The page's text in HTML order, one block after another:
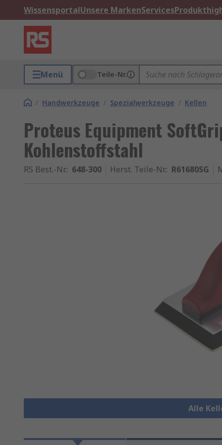
WissensportalUnsere MarkenServices
Menü Teile-Nr.
/ Handwerkzeuge / Spezialwerkzeuge / Kellen
Proteus Equipment
Kohlenstoffstahl
RS Best.-Nr.: 648-300 Herst. Teile-Nr.: R61680SG
Alle